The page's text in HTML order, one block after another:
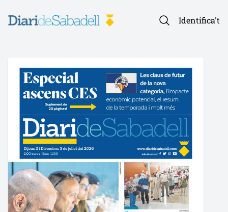
Identifica't